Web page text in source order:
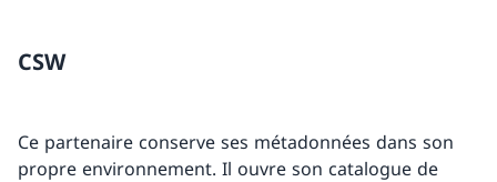
CSW
Ce partenaire conserve ses métadonnées dans son
propre environnement. Il ouvre son catalogue de